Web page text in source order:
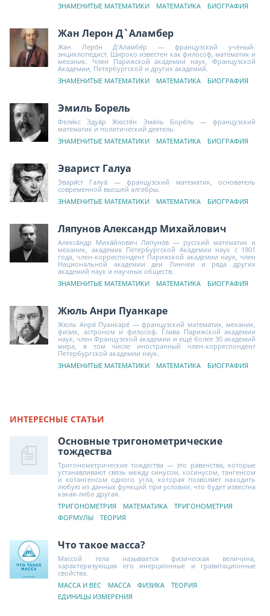
ЗНАМЕНИТЫЕ МАТЕМАТИКИ
МАТЕМАТИКА БИОГРАФИЯ
Жан Лерон Д`Аламбер
Жан Леро́н Д’Аламбе́р — французский учёный-
энциклопедист. Широко известен как философ, математик и
механик. Член Парижской академии наук, Французской
Академии, Петербургской и других академий.
ЗНАМЕНИТЫЕ МАТЕМАТИКИ
МАТЕМАТИКА БИОГРАФИЯ
Эмиль Борель
Фели́кс Эдуа́р Жюсте́н Эми́ль Боре́ль — французский
математик и политический деятель.
ЗНАМЕНИТЫЕ МАТЕМАТИКИ
МАТЕМАТИКА БИОГРАФИЯ
Эварист Галуа
Эвари́ст Галуа́ — французский математик, основатель
современной высшей алгебры.
ЗНАМЕНИТЫЕ МАТЕМАТИКИ
МАТЕМАТИКА БИОГРАФИЯ
Ляпунов Александр Михайлович
Алекса́ндр Миха́йлович Ляпуно́в — русский математик и
механик, академик Петербургской Академии наук с 1901
года, член-корреспондент Парижской академии наук, член
Национальной академии деи Линчеи и ряда других
академий наук и научных обществ.
ЗНАМЕНИТЫЕ МАТЕМАТИКИ
МАТЕМАТИКА БИОГРАФИЯ
Жюль Анри Пуанкаре
Жюль Анри́ Пуанкаре́ — французский математик, механик,
физик, астроном и философ. Глава Парижской академии
наук, член Французской академии и ещё более 30 академий
мира, в том числе иностранный член-корреспондент
Петербургской академии наук.
ЗНАМЕНИТЫЕ МАТЕМАТИКИ
МАТЕМАТИКА БИОГРАФИЯ
ИНТЕРЕСНЫЕ СТАТЬИ
Основные тригонометрические
тождества
Тригонометрические тождества — это равенства, которые
устанавливают связь между синусом, косинусом, тангенсом
и котангенсом одного угла, которая позволяет находить
любую из данных функций при условии, что будет известна
какая-либо другая.
ТРИГОНОМЕТРИЯ
МАТЕМАТИКА
ТРИГОНОМЕТРИЯ
ФОРМУЛЫ
ТЕОРИЯ
Что такое масса?
Массой тела называется физическая величина,
характеризующая его инерционные и гравитационные
свойства.
МАССА И ВЕС
МАССА ФИЗИКА
ТЕОРИЯ
ЕДИНИЦЫ ИЗМЕРЕНИЯ